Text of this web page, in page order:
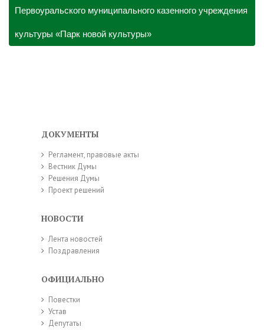
Первоуральского муниципального казенного учреждения
культуры «Парк новой культуры»
ДОКУМЕНТЫ
Регламент, правовые акты
Вестник Думы
Решения Думы
Проект решений
НОВОСТИ
Лента новостей
Поздравления
ОФИЦИАЛЬНО
Повестки
Устав
Депутаты